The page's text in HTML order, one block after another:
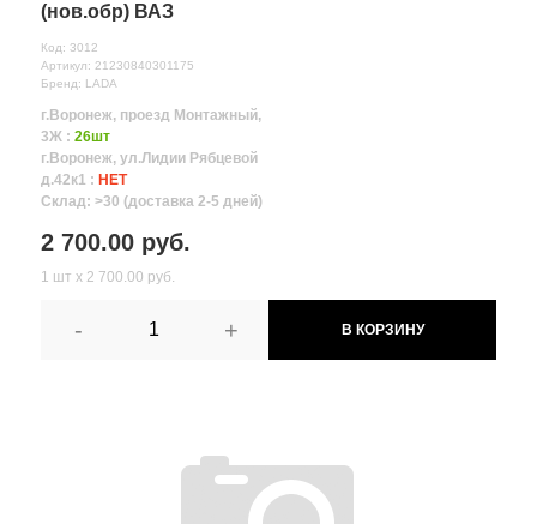
(нов.обр) ВАЗ
Код: 3012
Артикул: 21230840301175
Бренд: LADA
г.Воронеж, проезд Монтажный,
3Ж : 26шт
г.Воронеж, ул.Лидии Рябцевой
д.42к1 : НЕТ
Склад: >30 (доставка 2-5 дней)
2 700.00 руб.
1 шт х 2 700.00 руб.
- + В КОРЗИНУ